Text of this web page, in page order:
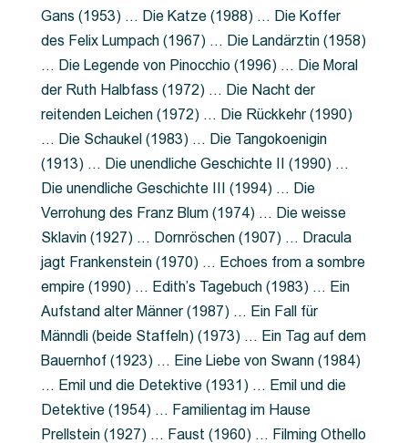
Gans (1953) … Die Katze (1988) … Die Koffer
des Felix Lumpach (1967) … Die Landärztin (1958)
… Die Legende von Pinocchio (1996) … Die Moral
der Ruth Halbfass (1972) … Die Nacht der
reitenden Leichen (1972) … Die Rückkehr (1990)
… Die Schaukel (1983) … Die Tangokoenigin
(1913) … Die unendliche Geschichte II (1990) …
Die unendliche Geschichte III (1994) … Die
Verrohung des Franz Blum (1974) … Die weisse
Sklavin (1927) … Dornröschen (1907) … Dracula
jagt Frankenstein (1970) … Echoes from a sombre
empire (1990) … Edith’s Tagebuch (1983) … Ein
Aufstand alter Männer (1987) … Ein Fall für
Männdli (beide Staffeln) (1973) … Ein Tag auf dem
Bauernhof (1923) … Eine Liebe von Swann (1984)
… Emil und die Detektive (1931) … Emil und die
Detektive (1954) … Familientag im Hause
Prellstein (1927) … Faust (1960) … Filming Othello